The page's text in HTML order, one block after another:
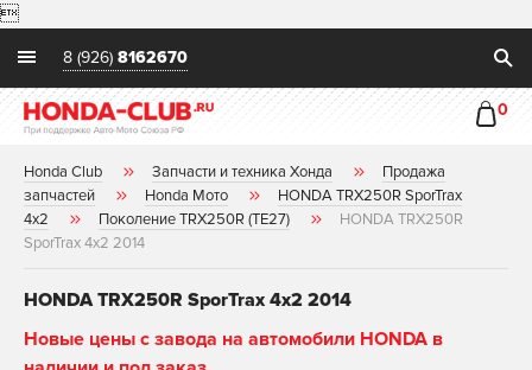

8 (926) 8162670
0
Honda Club Запчасти и техника Хонда
Продажа
запчастей
Honda Мото
HONDA TRX250R SporTrax
4x2
Поколение TRX250R (TE27)
HONDA TRX250R
SporTrax 4x2 2014
HONDA TRX250R SporTrax 4x2 2014
Новые цены с завода на автомобили HONDA в